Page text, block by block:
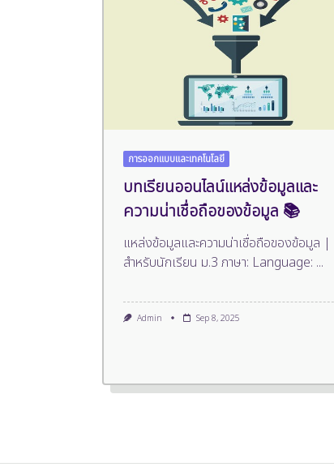
การออกแบบและเทคโนโลยี
บทเรียนออนไลน์แหล่งข้อมูลและ
ความน่าเชื่อถือของข้อมูล 📚
แหล่งข้อมูลและความน่าเชื่อถือของข้อมูล |
สำหรับนักเรียน ม.3 ภาษา: Language: ...
Admin Sep 8, 2025